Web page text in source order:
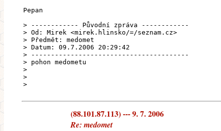
Pepan
> ------------ Původní zpráva ------------
> Od: Mirek <mirek.hlinsko/=/seznam.cz>
> Předmět: medomet
> Datum: 09.7.2006 20:29:42
> ----------------------------------------
> pohon medometu
>
>
>
(88.101.87.113) --- 9. 7. 2006
Re: medomet